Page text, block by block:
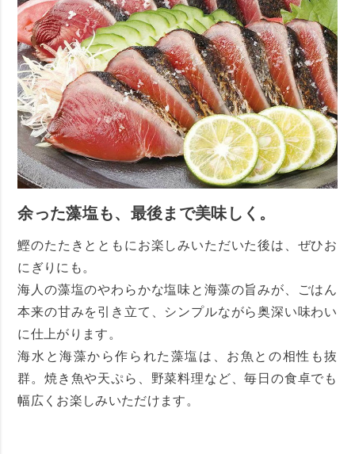
余った藻塩も、最後まで美味しく。
鰹のたたきとともにお楽しみいただいた後は、ぜひお
にぎりにも。
海人の藻塩のやわらかな塩味と海藻の旨みが、ごはん
本来の甘みを引き立て、シンプルながら奥深い味わい
に仕上がります。
海水と海藻から作られた藻塩は、お魚との相性も抜
群。焼き魚や天ぷら、野菜料理など、毎日の食卓でも
幅広くお楽しみいただけます。